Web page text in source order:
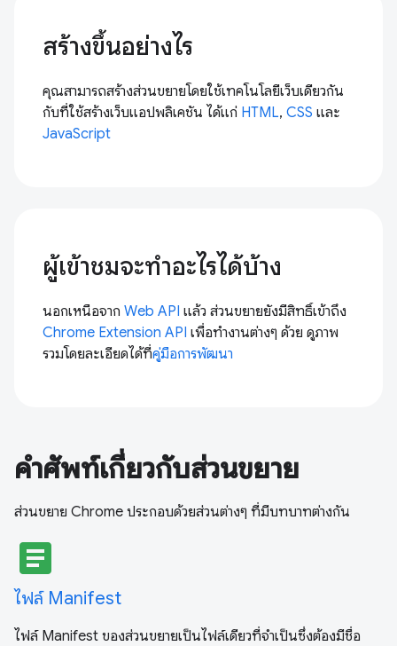
สร้างขึ้นอย่างไร
คุณสามารถสร้างส่วนขยายโดยใช้เทคโนโลยีเว็บเดียวกัน
กับที่ใช้สร้างเว็บแอปพลิเคชัน ได้แก่ HTML, CSS และ
JavaScript
ผู้เข้าชมจะทำอะไรได้บ้าง
นอกเหนือจาก Web API แล้ว ส่วนขยายยังมีสิทธิ์เข้าถึง
Chrome Extension API เพื่อทำงานต่างๆ ด้วย ดูภาพ
รวมโดยละเอียดได้ที่คู่มือการพัฒนา
คําศัพท์เกี่ยวกับส่วนขยาย
ส่วนขยาย Chrome ประกอบด้วยส่วนต่างๆ ที่มีบทบาทต่างกัน
article
ไฟล์ Manifest
ไฟล์ Manifest ของส่วนขยายเป็นไฟล์เดียวที่จำเป็นซึ่งต้องมีชื่อ